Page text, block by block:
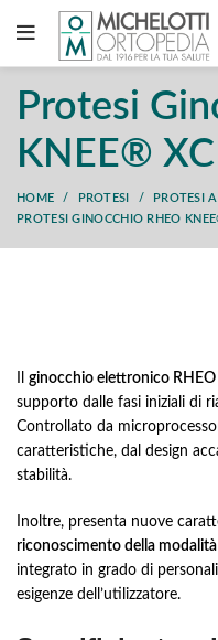
Protesi
KNEE® XC
HOME PROTESI
PROTESI
PROTESI GINOCCHIO RHEO
ginocchio elettronico
supporto dalle fasi iniziali di
Controllato da
caratteristiche, dal design
stabilità.
Inoltre, presenta nuove
riconoscimento della
integrato in grado di
esigenze dell’utilizzatore.